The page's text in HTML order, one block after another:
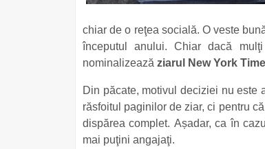
chiar de o reţea socială. O veste
începutul anului. Chiar dacă
nominalizează ziarul New York
Din păcate, motivul deciziei nu este
răsfoitul paginilor de ziar, ci pentru
dispărea complet. Așadar, ca în
mai puţini angajaţi.